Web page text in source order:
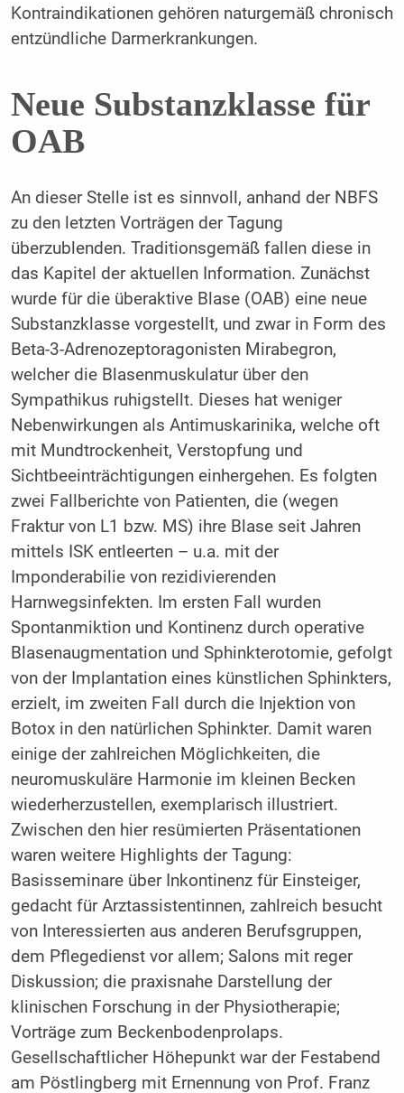
Kontraindikationen gehören naturgemäß chronisch
entzündliche Darmerkrankungen.
Neue Substanzklasse für
OAB
An dieser Stelle ist es sinnvoll, anhand der NBFS
zu den letzten Vorträgen der Tagung
überzublenden. Traditionsgemäß fallen diese in
das Kapitel der aktuellen Information. Zunächst
wurde für die überaktive Blase (OAB) eine neue
Substanzklasse vorgestellt, und zwar in Form des
Beta-3-Adrenozeptoragonisten Mirabegron,
welcher die Blasenmuskulatur über den
Sympathikus ruhigstellt. Dieses hat weniger
Nebenwirkungen als Antimuskarinika, welche oft
mit Mundtrockenheit, Verstopfung und
Sichtbeeinträchtigungen einhergehen. Es folgten
zwei Fallberichte von Patienten, die (wegen
Fraktur von L1 bzw. MS) ihre Blase seit Jahren
mittels ISK entleerten – u.a. mit der
Imponderabilie von rezidivierenden
Harnwegsinfekten. Im ersten Fall wurden
Spontanmiktion und Kontinenz durch operative
Blasenaugmentation und Sphinkterotomie, gefolgt
von der Implantation eines künstlichen Sphinkters,
erzielt, im zweiten Fall durch die Injektion von
Botox in den natürlichen Sphinkter. Damit waren
einige der zahlreichen Möglichkeiten, die
neuromuskuläre Harmonie im kleinen Becken
wiederherzustellen, exemplarisch illustriert.
Zwischen den hier resümierten Präsentationen
waren weitere Highlights der Tagung:
Basisseminare über Inkontinenz für Einsteiger,
gedacht für Arztassistentinnen, zahlreich besucht
von Interessierten aus anderen Berufsgruppen,
dem Pflegedienst vor allem; Salons mit reger
Diskussion; die praxisnahe Darstellung der
klinischen Forschung in der Physiotherapie;
Vorträge zum Beckenbodenprolaps.
Gesellschaftlicher Höhepunkt war der Festabend
am Pöstlingberg mit Ernennung von Prof. Franz